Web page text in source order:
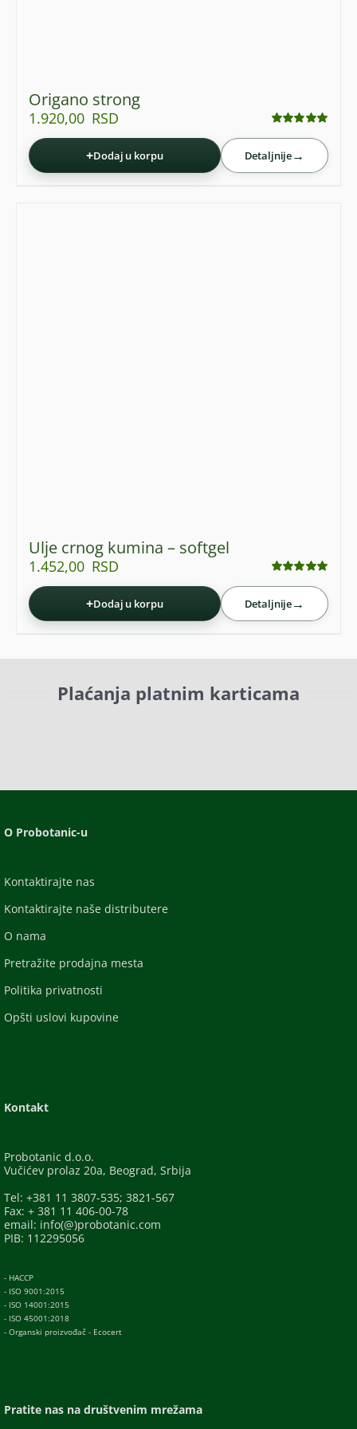
Origano strong
1.920,00 RSD
+Dodaj u korpu Detaljnije→
Ulje crnog kumina – softgel
1.452,00 RSD
+Dodaj u korpu Detaljnije→
Plaćanja platnim karticama
O Probotanic-u
Kontaktirajte nas
Kontaktirajte naše distributere
O nama
Pretražite prodajna mesta
Politika privatnosti
Opšti uslovi kupovine
Kontakt
Probotanic d.o.o.
Vučićev prolaz 20a, Beograd, Srbija
Tel: +381 11 3807-535; 3821-567
Fax: + 381 11 406-00-78
email: info(@)probotanic.com
PIB: 112295056
- HACCP
- ISO 9001:2015
- ISO 14001:2015
- ISO 45001:2018
- Organski proizvođač - Ecocert
Pratite nas na društvenim mrežama